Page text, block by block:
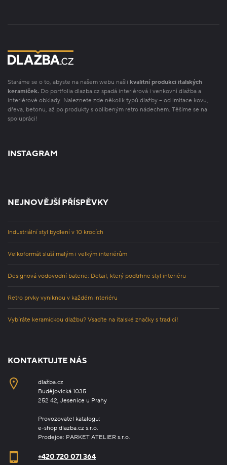
Staráme se o to, abyste na našem webu našli kvalitní produkci italských
keramiček. Do portfolia dlazba.cz spadá interiérová i venkovní dlažba a
interiérové obklady. Naleznete zde několik typů dlažby – od imitace kovu,
dřeva, betonu, až po produkty s oblíbeným retro nádechem. Těšíme se na
spolupráci!
INSTAGRAM
NEJNOVĚJŠÍ PŘÍSPĚVKY
Industriální styl bydlení v 10 krocích
Velkoformát sluší malým i velkým interiérům
Designová vodovodní baterie: Detail, který podtrhne styl interiéru
Retro prvky vyniknou v každém interiéru
Vybíráte keramickou dlažbu? Vsaďte na italské značky s tradicí!
KONTAKTUJTE NÁS
dlažba.cz
Budějovická 1035
252 42, Jesenice u Prahy
Provozovatel katalogu:
e-shop dlazba.cz s.r.o.
Prodejce: PARKET ATELIER s.r.o.
+420 720 071 364